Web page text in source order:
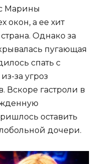
Марины
окон, а ее хит
Однако за
пугающая
спать с
за угроз
Вскоре гастроли в
оставить
дочери.